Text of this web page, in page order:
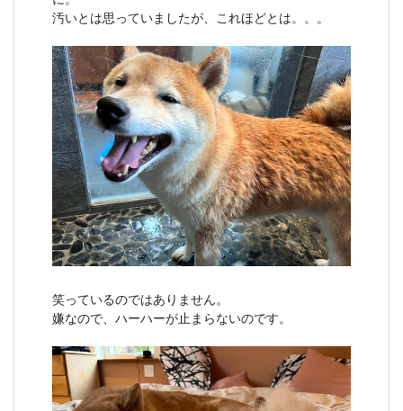
汚いとは思っていましたが、これほどとは。。。
笑っているのではありません。
嫌なので、ハーハーが止まらないのです。